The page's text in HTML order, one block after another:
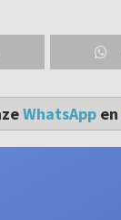
WhatsAppen